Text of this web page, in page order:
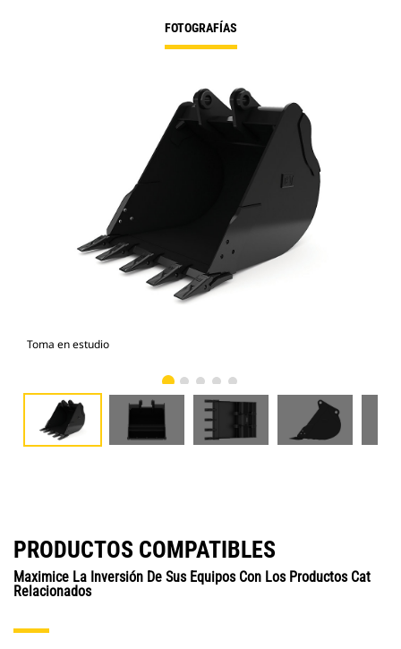
FOTOGRAFÍAS
Toma en estudio
PRODUCTOS COMPATIBLES
Maximice La Inversión De Sus Equipos Con Los Productos Cat
Relacionados